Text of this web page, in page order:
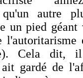
autre
un pied géant
l'autoritarisme
Cela dit,
gardé de